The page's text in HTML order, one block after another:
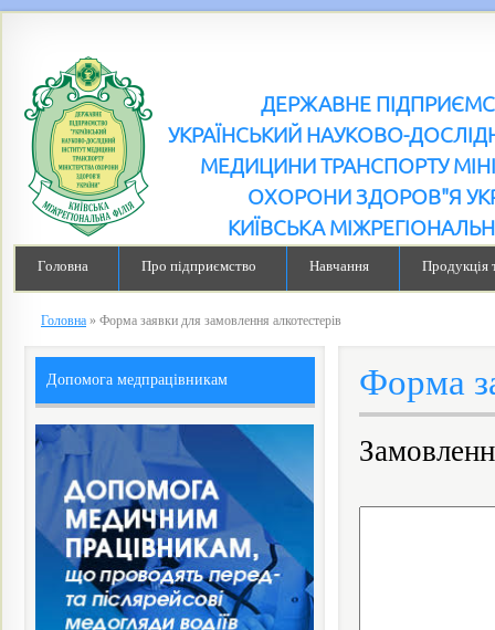
ДЕРЖАВНЕ
УКРАЇНСЬКИЙ НАУКОВО-
МЕДИЦИНИ ТРАНСПОРТУ
ОХОРОНИ ЗДОРОВ"Я
КИЇВСЬКА
Головна Про підприємство Навчання Продукція
Головна » Форма заявки для замовлення алкотестерiв
Форма
Допомога медпрацівникам